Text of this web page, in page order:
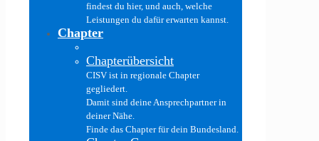
findest du hier, und auch, welche
Leistungen du dafür erwarten kannst.
Chapter
Chapterübersicht
CISV ist in regionale Chapter
gegliedert.
Damit sind deine Ansprechpartner in
deiner Nähe.
Finde das Chapter für dein Bundesland.